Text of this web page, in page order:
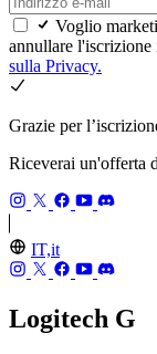
Voglio
annullare l'iscrizione
sulla Privacy.
Grazie per
Riceverai un'offerta
IT,it
Logitech G